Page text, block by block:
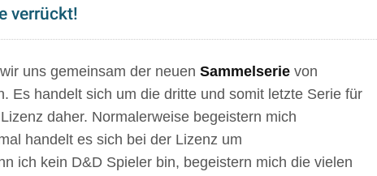
verrückt!
uns gemeinsam der neuen Sammelserie von
Es handelt sich um die dritte und somit letzte Serie für
daher. Normalerweise begeistern mich
handelt es sich bei der Lizenz um
ich kein D&D Spieler bin, begeistern mich die vielen